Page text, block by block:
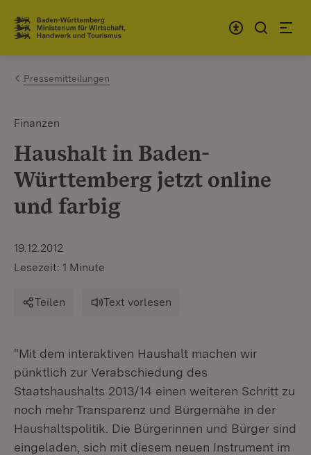
Zum Inhalt springen
Link zur Startseite
Pressemitteilungen
Finanzen
Haushalt in Baden-
Württemberg jetzt online
und farbig
19.12.2012
Lesezeit: 1 Minute
Teilen Text vorlesen
"Mit dem interaktiven Haushalt machen wir
pünktlich zur Verabschiedung des
Staatshaushalts 2013/14 einen weiteren Schritt zu
noch mehr Transparenz und Bürgernähe in der
Haushaltspolitik. Die Bürgerinnen und Bürger sind
eingeladen, sich mit diesem neuen Instrument im